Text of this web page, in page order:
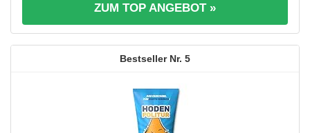
ZUM TOP ANGEBOT »
5